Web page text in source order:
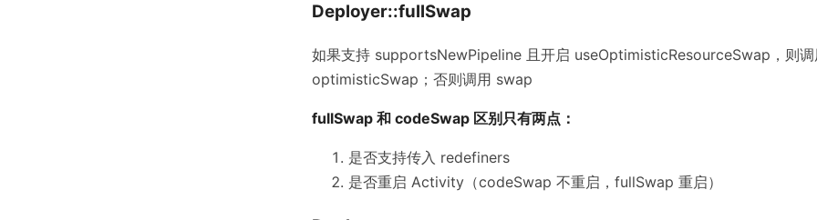
Deployer::fullSwap
如果支持 supportsNewPipeline 且开启 useOptimisticResourceSwap，则调
optimisticSwap；否则调用 swap
fullSwap 和 codeSwap 区别只有两点：
是否支持传入 redefiners
是否重启 Activity（codeSwap 不重启，fullSwap 重启）